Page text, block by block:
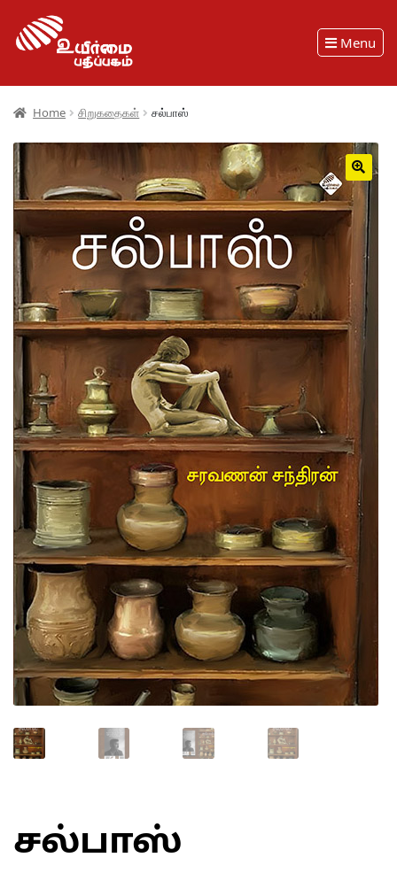
Menu
Home சிறுகதைகள் சல்பாஸ்
சல்பாஸ்